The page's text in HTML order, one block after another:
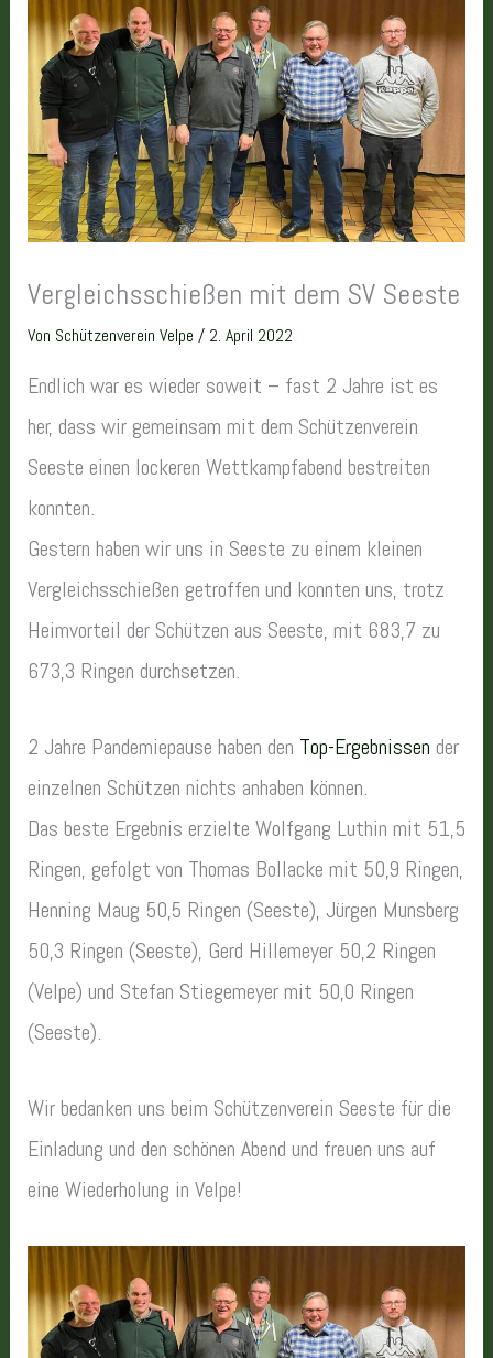
Vergleichsschießen mit dem SV Seeste
Von Schützenverein Velpe / 2. April 2022
Endlich war es wieder soweit – fast 2 Jahre ist es
her, dass wir gemeinsam mit dem Schützenverein
Seeste einen lockeren Wettkampfabend bestreiten
konnten.
Gestern haben wir uns in Seeste zu einem kleinen
Vergleichsschießen getroffen und konnten uns, trotz
Heimvorteil der Schützen aus Seeste, mit 683,7 zu
673,3 Ringen durchsetzen.
2 Jahre Pandemiepause haben den Top-Ergebnissen der
einzelnen Schützen nichts anhaben können.
Das beste Ergebnis erzielte Wolfgang Luthin mit 51,5
Ringen, gefolgt von Thomas Bollacke mit 50,9 Ringen,
Henning Maug 50,5 Ringen (Seeste), Jürgen Munsberg
50,3 Ringen (Seeste), Gerd Hillemeyer 50,2 Ringen
(Velpe) und Stefan Stiegemeyer mit 50,0 Ringen
(Seeste).
Wir bedanken uns beim Schützenverein Seeste für die
Einladung und den schönen Abend und freuen uns auf
eine Wiederholung in Velpe!